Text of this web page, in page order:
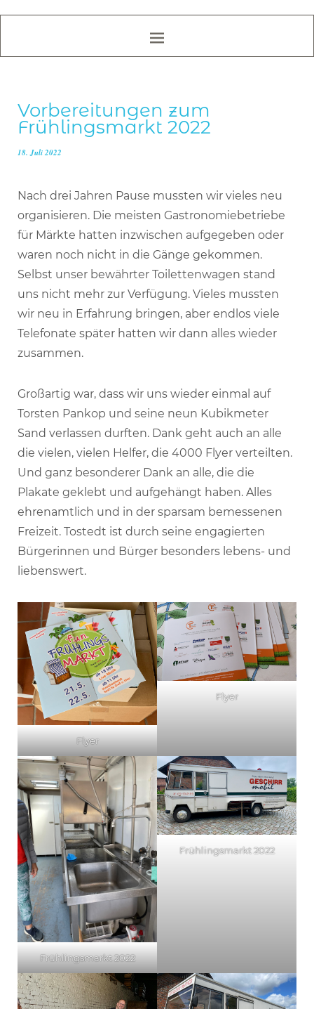
Vorbereitungen zum
Frühlingsmarkt 2022
18. Juli 2022
Nach drei Jahren Pause mussten wir vieles neu
organisieren. Die meisten Gastronomiebetriebe
für Märkte hatten inzwischen aufgegeben oder
waren noch nicht in die Gänge gekommen.
Selbst unser bewährter Toilettenwagen stand
uns nicht mehr zur Verfügung. Vieles mussten
wir neu in Erfahrung bringen, aber endlos viele
Telefonate später hatten wir dann alles wieder
zusammen.
Großartig war, dass wir uns wieder einmal auf
Torsten Pankop und seine neun Kubikmeter
Sand verlassen durften. Dank geht auch an alle
die vielen, vielen Helfer, die 4000 Flyer verteilten.
Und ganz besonderer Dank an alle, die die
Plakate geklebt und aufgehängt haben. Alles
ehrenamtlich und in der sparsam bemessenen
Freizeit. Tostedt ist durch seine engagierten
Bürgerinnen und Bürger besonders lebens- und
liebenswert.
Flyer
Flyer
Frühlingsmarkt 2022
Frühlingsmarkt 2022